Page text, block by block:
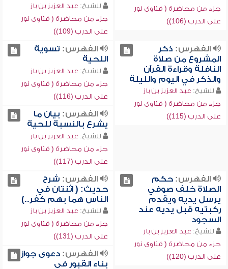
جزء من محاضرة ( فتاوى نور
على الدرب (106))
للشيخ: عبد العزيز بن باز
جزء من محاضرة ( فتاوى نور
على الدرب (109))
الفهرس: ذكر
المشروع من صلاة
النافلة وقراءة القرآن
والذكر في اليوم والليلة
للشيخ: عبد العزيز بن باز
جزء من محاضرة ( فتاوى نور
على الدرب (115))
الفهرس: تسوية
اللحية
للشيخ: عبد العزيز بن باز
جزء من محاضرة ( فتاوى نور
على الدرب (116))
الفهرس: بيان ما
يشرع بالنسبة للحية
للشيخ: عبد العزيز بن باز
جزء من محاضرة ( فتاوى نور
على الدرب (117))
الفهرس:حكم
الصلاة خلف صوفي
يرسل يديه ويقدم
ركبتيه قبل يديه عند
السجود
للشيخ: عبد العزيز بن باز
جزء من محاضرة ( فتاوى نور
على الدرب (120))
الفهرس: شرح
حديث: ( اثنتان في
الناس هما بهم كفر..)
للشيخ: عبد العزيز بن باز
جزء من محاضرة ( فتاوى نور
على الدرب (131))
الفهرس:دعوى جواز
بناء القبور في